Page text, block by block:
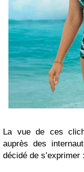
La vue de ces
auprès des
décidé de s’exprimer :